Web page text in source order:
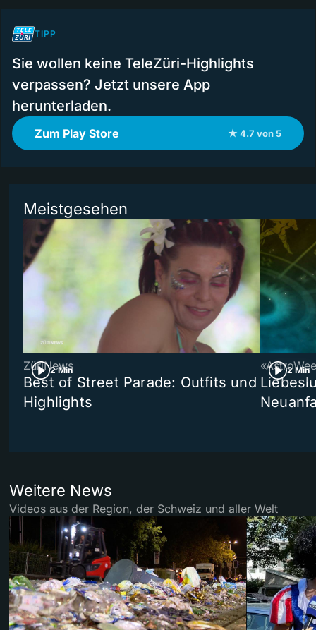
TIPP
Sie wollen keine TeleZüri-Highlights
verpassen? Jetzt unsere App
herunterladen.
Zum Play Store ★ 4.7 von 5
Meistgesehen
2 Min
ZüriNews
Best of Street Parade: Outfits und
Highlights
2 Min
Weitere News
Videos aus der Region, der Schweiz und aller Welt